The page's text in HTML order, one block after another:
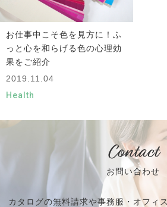
お仕事中こそ色を見方に！ふ
っと心を和らげる色の心理効
果をご紹介
2019.11.04
Health
Contact
お問い合わせ
カタログの無料請求や事務服・オフィ